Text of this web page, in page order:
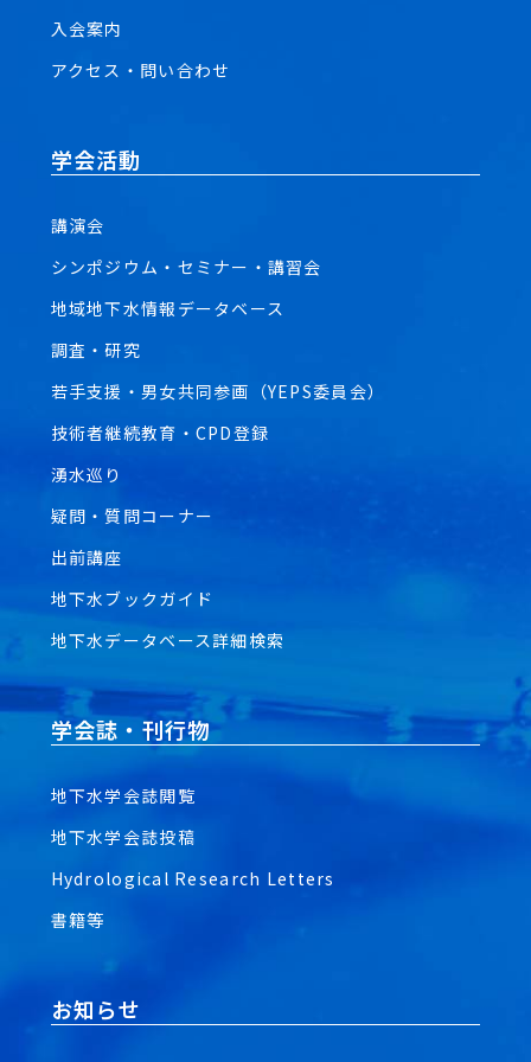
入会案内
アクセス・問い合わせ
学会活動
講演会
シンポジウム・セミナー・講習会
地域地下水情報データベース
調査・研究
若手支援・男女共同参画（YEPS委員会）
技術者継続教育・CPD登録
湧水巡り
疑問・質問コーナー
出前講座
地下水ブックガイド
地下水データベース詳細検索
学会誌・刊行物
地下水学会誌閲覧
地下水学会誌投稿
Hydrological Research Letters
書籍等
お知らせ